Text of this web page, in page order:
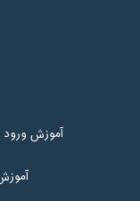
آموزش ورود